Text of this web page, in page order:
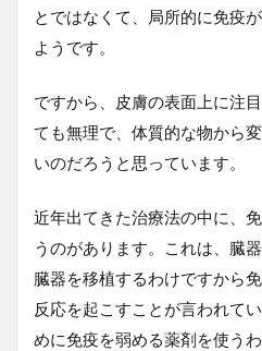
とではなくて、局所的に免疫
ようです。
ですから、皮膚の表面上に注
ても無理で、体質的な物から
いのだろうと思っています。
近年出てきた治療法の中に、
うのがあります。これは、臓
臓器を移植するわけですから
反応を起こすことが言われて
めに免疫を弱める薬剤を使う